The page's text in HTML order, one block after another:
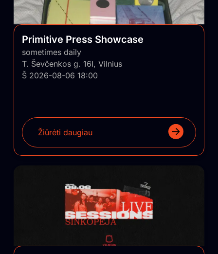
pagalba panašūs nekomerciniai projektai būtų
sugrąžinti ir įskiepyti į Lietuvos regionus.
Primitive Press Showcase
sometimes daily
T. Ševčenkos g. 16I, Vilnius
Š 2026-08-06 18:00
Žiūrėti daugiau